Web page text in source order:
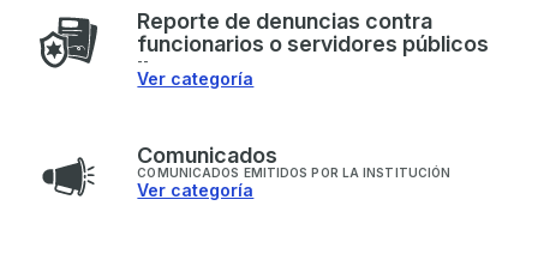
Reporte de denuncias contra
funcionarios o servidores públicos
--
Ver categoría
Comunicados
COMUNICADOS EMITIDOS POR LA INSTITUCIÓN
Ver categoría